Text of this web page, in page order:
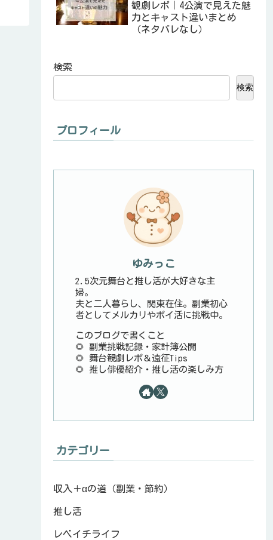
観劇レポ｜4公演で見えた魅
力とキャスト違いまとめ
（ネタバレなし）
検索
検索
プロフィール
ゆみっこ
2.5次元舞台と推し活が大好きな主
婦。
夫と二人暮らし、関東在住。副業初心
者としてメルカリやポイ活に挑戦中。
このブログで書くこと
🌻 副業挑戦記録・家計簿公開
🌻 舞台観劇レポ＆遠征Tips
🌻 推し俳優紹介・推し活の楽しみ方
カテゴリー
収入＋αの道（副業・節約）
推し活
レベイチライフ